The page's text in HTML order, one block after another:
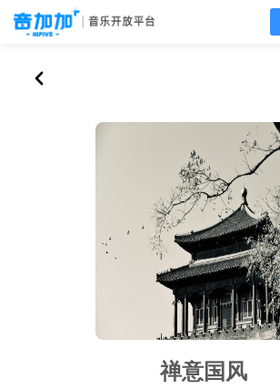
禅意国风